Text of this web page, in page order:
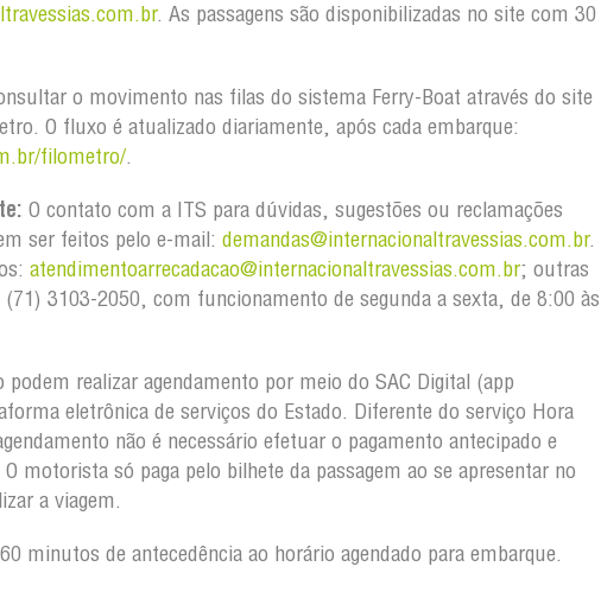
. As passagens são disponibilizadas no site com 30
o movimento nas filas do sistema Ferry-Boat através do site
O fluxo é atualizado diariamente, após cada embarque:
filometro/.
O contato com a ITS para dúvidas, sugestões ou reclamações
ser feitos pelo e-mail: demandas@internacionaltravessias.com.br.
atendimentoarrecadacao@internacionaltravessias.com.br; outras
3103-2050, com funcionamento de segunda a sexta, de 8:00 às
podem realizar agendamento por meio do SAC Digital (app
eletrônica de serviços do Estado. Diferente do serviço Hora
não é necessário efetuar o pagamento antecipado e
motorista só paga pelo bilhete da passagem ao se apresentar no
realizar a viagem.
minutos de antecedência ao horário agendado para embarque.